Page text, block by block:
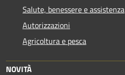
Salute, benessere e assistenza
Autorizzazioni
Agricoltura e pesca
NOVITÀ